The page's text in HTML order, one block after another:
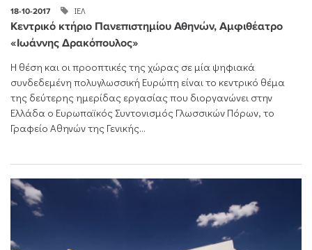
18-10-2017 ΙΕΛ
Κεντρικό κτήριο Πανεπιστημίου Αθηνών, Αμφιθέατρο
«Ιωάννης Δρακόπουλος»
Η θέση και οι προοπτικές της χώρας σε μία ψηφιακά
συνδεδεμένη πολυγλωσσική Ευρώπη είναι το κεντρικό θέμα
της δεύτερης ημερίδας εργασίας που διοργανώνει στην
Ελλάδα ο Ευρωπαϊκός Συντονισμός Γλωσσικών Πόρων, το
Γραφείο Αθηνών της Γενικής...